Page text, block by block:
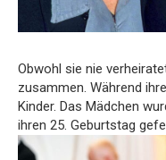
Obwohl sie nie
zusammen. Während
Kinder. Das Mädchen
ihren 25. Geburtstag